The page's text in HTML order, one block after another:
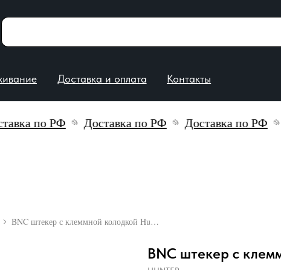
по РФ Доставка по РФ Доставка по РФ
BNC штекер с клеммной колодкой Hunter
BNC штекер с